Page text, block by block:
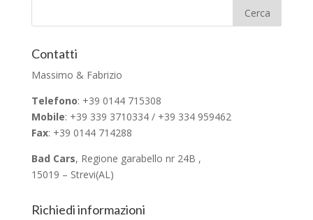
Contatti
Massimo & Fabrizio
Telefono: +39 0144 715308
Mobile: +39 339 3710334 / +39 334 959462
Fax: +39 0144 714288
Bad Cars, Regione garabello nr 24B ,
15019 – Strevi(AL)
Richiedi informazioni